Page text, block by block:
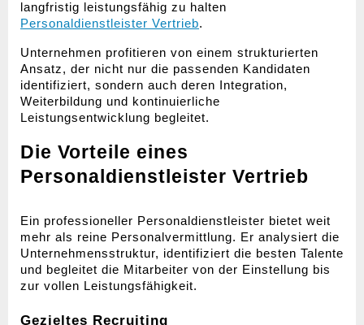
Personaldienstleister Vertrieb.
Unternehmen profitieren von einem strukturierten
Ansatz, der nicht nur die passenden Kandidaten
identifiziert, sondern auch deren Integration,
Weiterbildung und kontinuierliche
Leistungsentwicklung begleitet.
Die Vorteile eines
Personaldienstleister Vertrieb
Ein professioneller Personaldienstleister bietet weit
mehr als reine Personalvermittlung. Er analysiert die
Unternehmensstruktur, identifiziert die besten Talente
und begleitet die Mitarbeiter von der Einstellung bis
zur vollen Leistungsfähigkeit.
Gezieltes Recruiting